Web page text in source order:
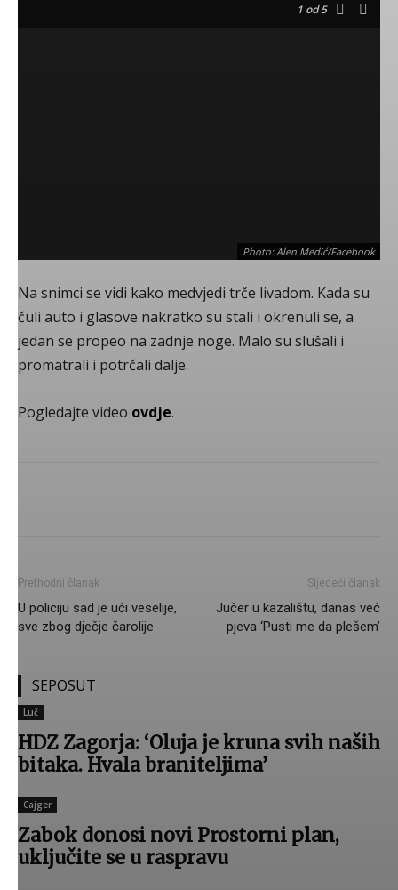
1 od 5
Photo: Alen Medić/Facebook
Na snimci se vidi kako medvjedi trče livadom. Kada su
čuli auto i glasove nakratko su stali i okrenuli se, a
jedan se propeo na zadnje noge. Malo su slušali i
promatrali i potrčali dalje.
Pogledajte video ovdje.
Prethodni članak
U policiju sad je ući veselije,
sve zbog dječje čarolije
Sljedeći članak
Jučer u kazalištu, danas već
pjeva ‘Pusti me da plešem’
SEPOSUT
Luč
HDZ Zagorja: ‘Oluja je kruna svih naših
bitaka. Hvala braniteljima’
Cajger
Zabok donosi novi Prostorni plan,
uključite se u raspravu